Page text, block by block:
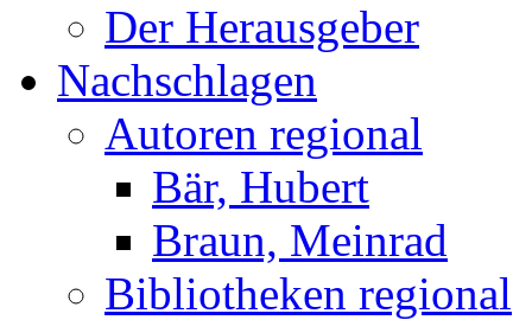
Der Herausgeber
Nachschlagen
Autoren regional
Bär, Hubert
Braun, Meinrad
Bibliotheken regional